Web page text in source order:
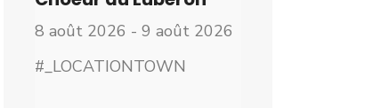
8 août 2026 - 9 août 2026
#_LOCATIONTOWN